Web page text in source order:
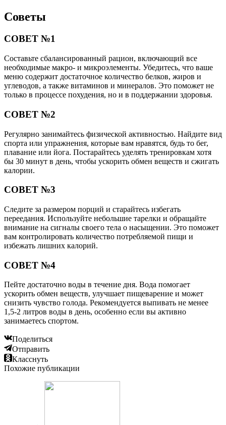
Советы
СОВЕТ №1
Составьте сбалансированный рацион, включающий все
необходимые макро- и микроэлементы. Убедитесь, что ваше
меню содержит достаточное количество белков, жиров и
углеводов, а также витаминов и минералов. Это поможет не
только в процессе похудения, но и в поддержании здоровья.
СОВЕТ №2
Регулярно занимайтесь физической активностью. Найдите вид
спорта или упражнения, которые вам нравятся, будь то бег,
плавание или йога. Постарайтесь уделять тренировкам хотя
бы 30 минут в день, чтобы ускорить обмен веществ и сжигать
калории.
СОВЕТ №3
Следите за размером порций и старайтесь избегать
переедания. Используйте небольшие тарелки и обращайте
внимание на сигналы своего тела о насыщении. Это поможет
вам контролировать количество потребляемой пищи и
избежать лишних калорий.
СОВЕТ №4
Пейте достаточно воды в течение дня. Вода помогает
ускорить обмен веществ, улучшает пищеварение и может
снизить чувство голода. Рекомендуется выпивать не менее
1,5-2 литров воды в день, особенно если вы активно
занимаетесь спортом.
Поделиться
Отправить
Класснуть
Похожие публикации